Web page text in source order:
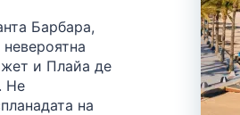
Барбара,
и Плайа де
Не
на